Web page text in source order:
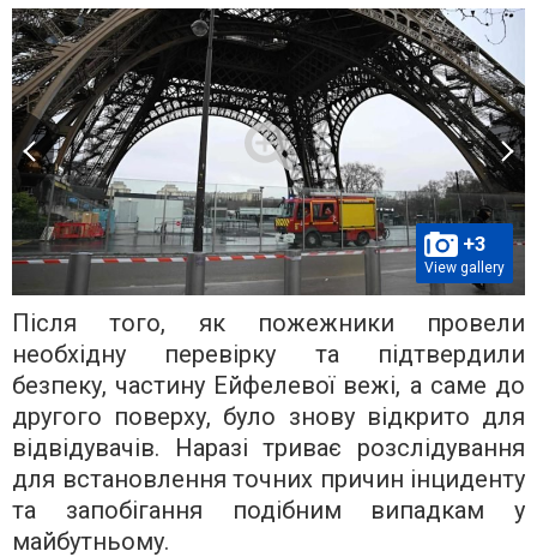
+3
View gallery
Після того, як пожежники провели
необхідну перевірку та підтвердили
безпеку, частину Ейфелевої вежі, а саме до
другого поверху, було знову відкрито для
відвідувачів. Наразі триває розслідування
для встановлення точних причин інциденту
та запобігання подібним випадкам у
майбутньому.